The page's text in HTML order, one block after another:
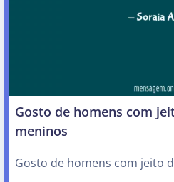
Gosto de homens com
meninos
Gosto de homens com jeito